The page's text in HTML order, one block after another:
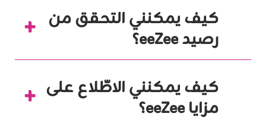
كيف يمكنني التحقق من
رصيد eeZee؟
كيف يمكنني الاطّلاع على
مزايا eeZee؟